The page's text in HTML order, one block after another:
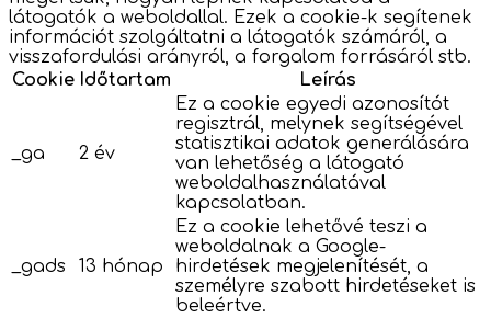
látogatók a weboldallal. Ezek a cookie-k segítenek
információt szolgáltatni a látogatók számáról, a
visszafordulási arányról, a forgalom forrásáról stb.
Cookie Időtartam Leírás
_ga 2 év
Ez a cookie egyedi azonosítót
regisztrál, melynek segítségével
statisztikai adatok generálására
van lehetőség a látogató
weboldalhasználatával
kapcsolatban.
_gads 13 hónap
Ez a cookie lehetővé teszi a
weboldalnak a Google-
hirdetések megjelenítését, a
személyre szabott hirdetéseket is
beleértve.